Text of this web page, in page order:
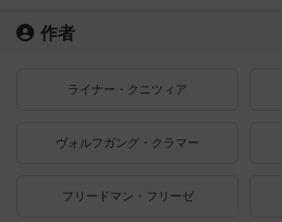
作者
ライナー・クニツィア
ヴォルフガング・クラマー
フリードマン・フリーゼ